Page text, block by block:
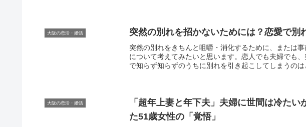
大阪の恋活・婚活 突然の別れを招かないためには？恋愛で別
突然の別れをきちんと咀嚼・消化するために、または
について考えてみたいと思います。恋人でも夫婦でも
で知らず知らずのうちに別れを引き起こしてしまうのは
大阪の恋活・婚活
「超年上妻と年下夫」夫婦に世間は冷た
た51歳女性の「覚悟」